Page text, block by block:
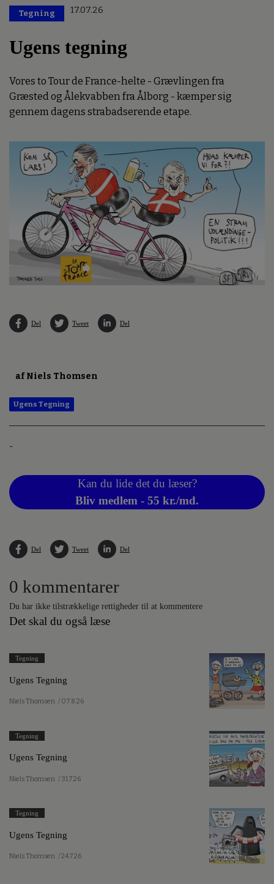
Tegning 17.07.26
Ugens tegning
Vores to Tour de France-helte - Grævlingen fra
Græsted og Ålekvabben fra Ålborg - kæmper sig
gennem dagens strabadserende etape.
Del Tweet Del
af Niels Thomsen
Ugens Tegning
-
Kan du lide det du læser?
Bliv medlem - 55 kr./md.
Del Tweet Del
0 kommentarer
Du har ikke tilstrækkelige rettigheder til at kommentere
Det skal du også læse
Tegning
Ugens Tegning
Niels Thomsen / 07.8.26
Tegning
Ugens Tegning
Niels Thomsen / 31.7.26
Tegning
Ugens Tegning
Niels Thomsen / 24.7.26